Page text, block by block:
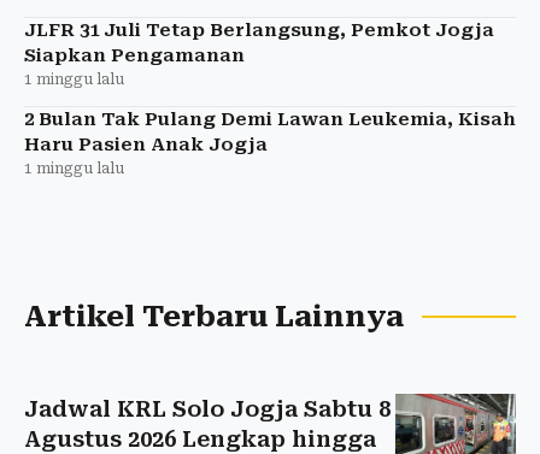
JLFR 31 Juli Tetap Berlangsung, Pemkot Jogja
Siapkan Pengamanan
1 minggu lalu
2 Bulan Tak Pulang Demi Lawan Leukemia, Kisah
Haru Pasien Anak Jogja
1 minggu lalu
Artikel Terbaru Lainnya
Jadwal KRL Solo Jogja Sabtu 8
Agustus 2026 Lengkap hingga